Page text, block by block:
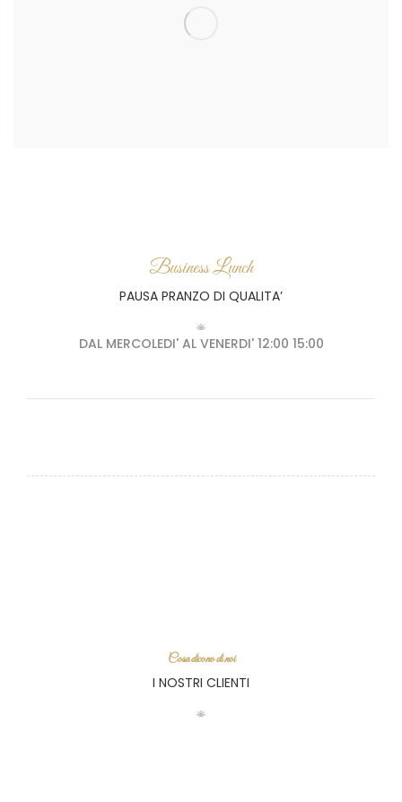
Business Lunch
PAUSA PRANZO DI QUALITA’
DAL MERCOLEDI' AL VENERDI' 12:00 15:00
Cosa dicono di noi
I NOSTRI CLIENTI